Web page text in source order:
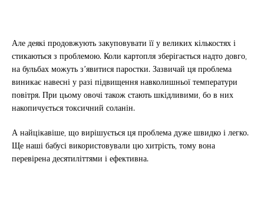
Але деякі продовжують закуповувати її у великих кількостях і
стикаються з проблемою. Коли картопля зберігається надто довго,
на бульбах можуть з’явитися паростки. Зазвичай ця проблема
виникає навесні у разі підвищення навколишньої температури
повітря. При цьому овочі також стають шкідливими, бо в них
накопичується токсичний соланін.
А найцікавіше, що вирішується ця проблема дуже швидко і легко.
Ще наші бабусі використовували цю хитрість, тому вона
перевірена десятиліттями і ефективна.